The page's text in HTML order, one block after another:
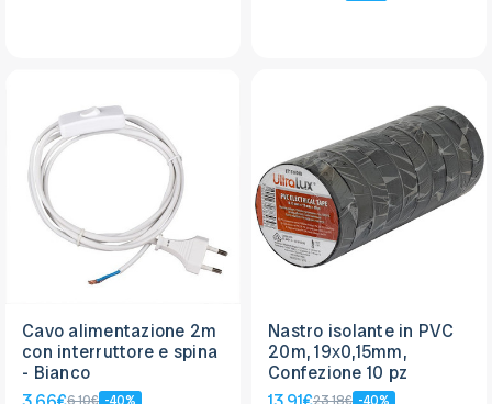
Cavo alimentazione 2m
con interruttore e spina
- Bianco
Nastro isolante in PVC
20m, 19х0,15mm,
Confezione 10 pz